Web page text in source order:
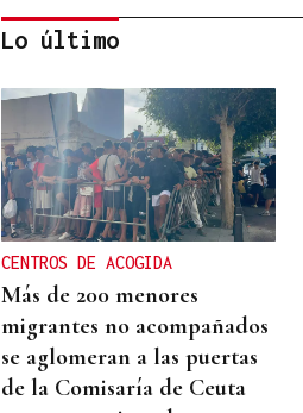
MOVILIDAD VERANO
Un coche todo el verano
por 16.32 euros, entregado
en tu puerta
Lo último
CENTROS DE ACOGIDA
Más de 200 menores
migrantes no acompañados
se aglomeran a las puertas
de la Comisaría de Ceuta